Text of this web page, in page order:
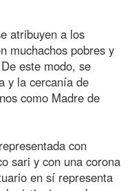
atribuyen a los
muchachos pobres y
este modo, se
y la cercanía de
como Madre de
con
sari y con una corona
en sí representa